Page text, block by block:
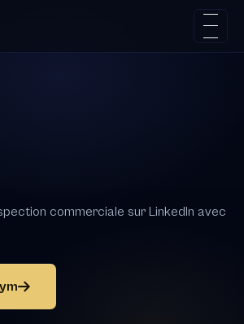
commerciale sur LinkedIn avec